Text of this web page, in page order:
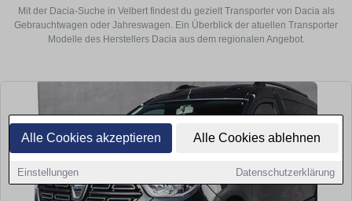
Alle Cookies akzeptieren Alle Cookies ablehnen
Einstellungen Datenschutzerklärung
Mit der Dacia-Suche in Velbert findest du gezielt Transporter von Dacia als
Gebrauchtwagen oder Jahreswagen. Ein Überblick der atuellen Transporter
Modelle des Herstellers Dacia aus dem regionalen Angebot.